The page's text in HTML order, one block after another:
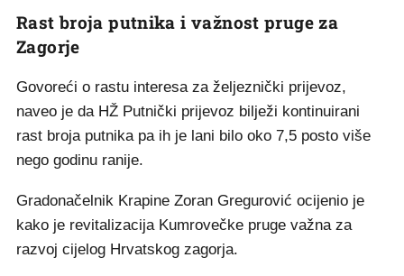
Rast broja putnika i važnost pruge za
Zagorje
Govoreći o rastu interesa za željeznički prijevoz,
naveo je da HŽ Putnički prijevoz bilježi kontinuirani
rast broja putnika pa ih je lani bilo oko 7,5 posto više
nego godinu ranije.
Gradonačelnik Krapine Zoran Gregurović ocijenio je
kako je revitalizacija Kumrovečke pruge važna za
razvoj cijelog Hrvatskog zagorja.